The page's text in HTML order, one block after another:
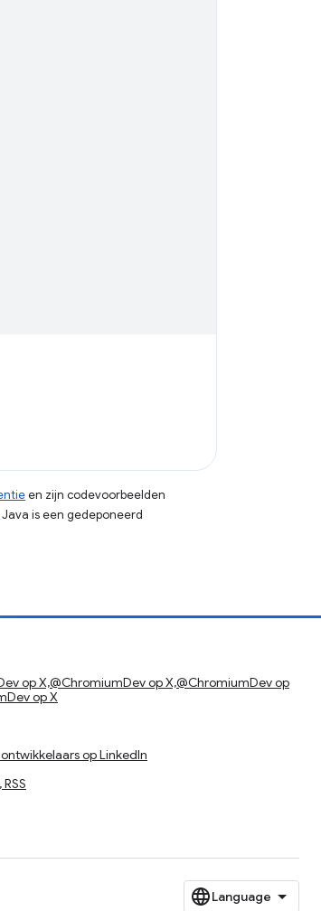
en zijn codevoorbeelden
Java is een gedeponeerd
op X,@ChromiumDev op X,@ChromiumDev op
op X
op LinkedIn
RSS